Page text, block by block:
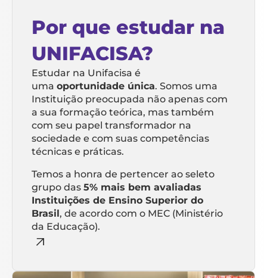
Por que estudar na
UNIFACISA?
Estudar na Unifacisa é
uma oportunidade única. Somos uma
Instituição preocupada não apenas com
a sua formação teórica, mas também
com seu papel transformador na
sociedade e com suas competências
técnicas e práticas.
Temos a honra de pertencer ao seleto
grupo das 5% mais bem avaliadas
Instituições de Ensino Superior do
Brasil, de acordo com o MEC (Ministério
da Educação).